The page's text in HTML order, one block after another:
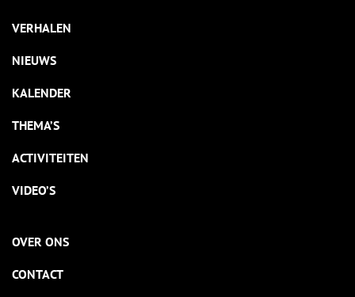
VERHALEN
NIEUWS
KALENDER
THEMA’S
ACTIVITEITEN
VIDEO’S
OVER ONS
CONTACT